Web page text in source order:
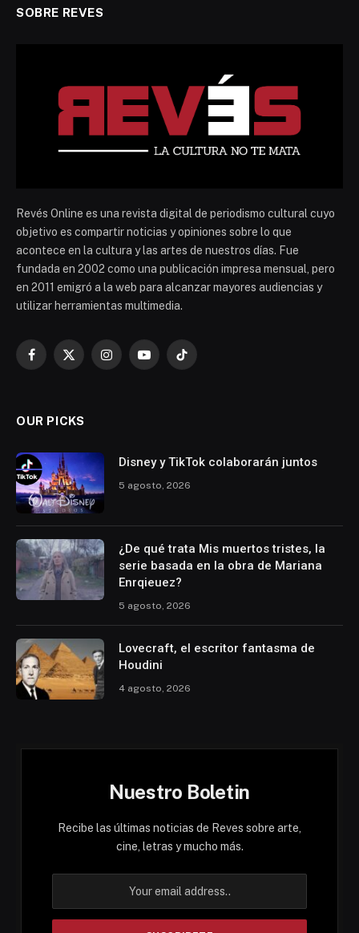
SOBRE REVES
Revés Online es una revista digital de periodismo cultural cuyo
objetivo es compartir noticias y opiniones sobre lo que
acontece en la cultura y las artes de nuestros días. Fue
fundada en 2002 como una publicación impresa mensual, pero
en 2011 emigró a la web para alcanzar mayores audiencias y
utilizar herramientas multimedia.
Facebook
X
InstagramYouTubeTikTok
OUR PICKS
Disney y TikTok colaborarán juntos
5 agosto, 2026
¿De qué trata Mis muertos tristes, la
serie basada en la obra de Mariana
Enrqieuez?
5 agosto, 2026
Lovecraft, el escritor fantasma de
Houdini
4 agosto, 2026
Nuestro Boletin
Recibe las últimas noticias de Reves sobre arte,
cine, letras y mucho más.